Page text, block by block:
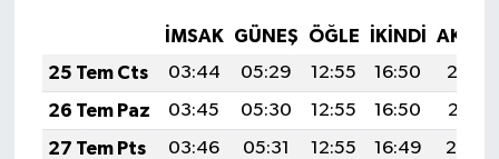
İMSAK GÜNEŞ ÖĞLE İKINDI
25 Tem Cts
03:44 05:29 12:55 16:50
20:12
26 Tem Paz
03:45 05:30 12:55 16:50
20:11
27 Tem Pts
03:46 05:31 12:55 16:49
20:10